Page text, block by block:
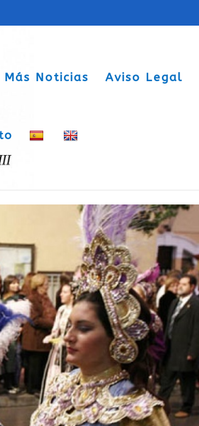
Más Noticias Aviso Legal